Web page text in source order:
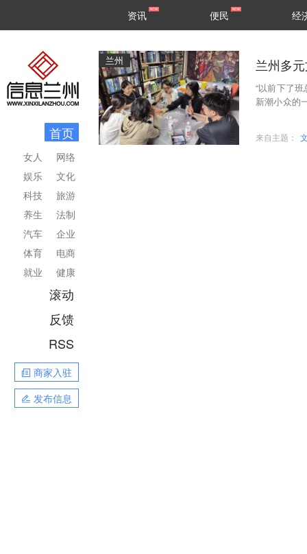
区县
资讯 便民 经
首页
网络
文化
旅游
法制
企业
电商
健康
女人
娱乐
科技
养生
汽车
体育
就业
滚动
反馈
RSS
商家入驻
发布信息
兰州 兰州多
“以前下了
新潮小众的
来自主题：